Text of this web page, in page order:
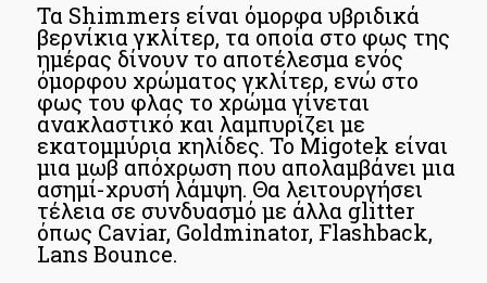
Τα Shimmers είναι όμορφα υβριδικά
βερνίκια γκλίτερ, τα οποία στο φως της
ημέρας δίνουν το αποτέλεσμα ενός
όμορφου χρώματος γκλίτερ, ενώ στο
φως του φλας το χρώμα γίνεται
ανακλαστικό και λαμπυρίζει με
εκατομμύρια κηλίδες. Το Migotek είναι
μια μωβ απόχρωση που απολαμβάνει μια
ασημί-χρυσή λάμψη. Θα λειτουργήσει
τέλεια σε συνδυασμό με άλλα glitter
όπως Caviar, Goldminator, Flashback,
Lans Bounce.